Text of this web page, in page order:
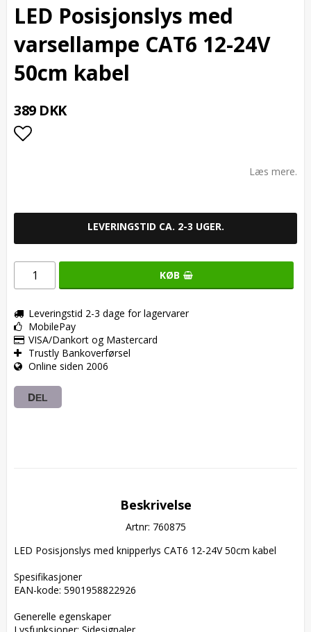
LED Posisjonslys med
varsellampe CAT6 12-24V
50cm kabel
389 DKK
Læs mere.
LEVERINGSTID CA. 2-3 UGER.
KØB
Leveringstid 2-3 dage for lagervarer
MobilePay
VISA/Dankort og Mastercard
Trustly Bankoverførsel
Online siden 2006
DEL
Beskrivelse
Artnr: 760875
LED Posisjonslys med knipperlys CAT6 12-24V 50cm kabel
Spesifikasjoner
EAN-kode: 5901958822926
Generelle egenskaper